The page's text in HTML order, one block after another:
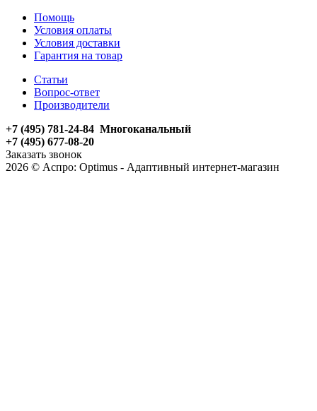
Помощь
Условия оплаты
Условия доставки
Гарантия на товар
Статьи
Вопрос-ответ
Производители
+7 (495) 781-24-84 Многоканальный
+7 (495) 677-08-20
Заказать звонок
2026 © Аспро: Optimus - Адаптивный интернет-магазин